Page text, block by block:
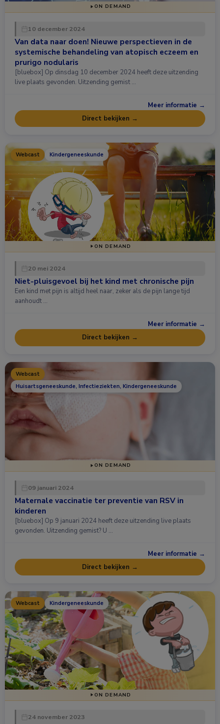
ON DEMAND
10 december 2024
Van data naar doen! Nieuwe perspectieven in de
systemische behandeling van atopisch eczeem en
prurigo nodularis
[bluebox] Op dinsdag 10 december 2024 heeft deze uitzending
live plaats gevonden. Uitzending gemist …
Meer informatie →
Direct bekijken →
Webcast Kindergeneeskunde
ON DEMAND
20 mei 2024
Niet-pluisgevoel bij het kind met chronische pijn
Een kind met pijn is altijd heel naar, zeker als de pijn lange tijd
aanhoudt …
Meer informatie →
Direct bekijken →
Webcast
Huisartsgeneeskunde, Infectieziekten, Kindergeneeskunde
ON DEMAND
09 januari 2024
Maternale vaccinatie ter preventie van RSV in
kinderen
[bluebox] Op 9 januari 2024 heeft deze uitzending live plaats
gevonden. Uitzending gemist? U …
Meer informatie →
Direct bekijken →
Webcast Kindergeneeskunde
ON DEMAND
24 november 2023